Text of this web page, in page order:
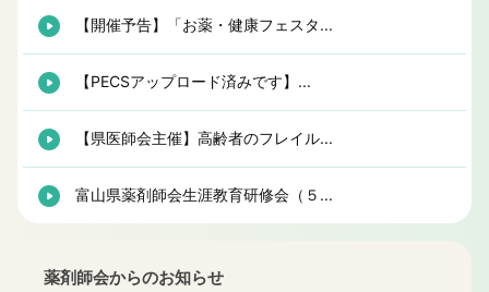
【開催予告】「お薬・健康フェスタ...
【PECSアップロード済みです】...
【県医師会主催】高齢者のフレイル...
富山県薬剤師会生涯教育研修会（５...
薬剤師会からのお知らせ